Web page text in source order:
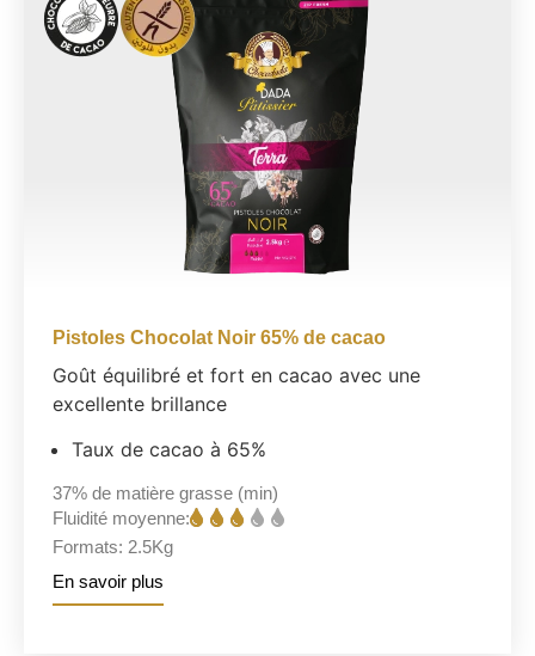
Pistoles Chocolat Noir 65% de cacao
Goût équilibré et fort en cacao avec une
excellente brillance
Taux de cacao à 65%
37% de matière grasse (min)
Fluidité moyenne:
Formats: 2.5Kg
En savoir plus